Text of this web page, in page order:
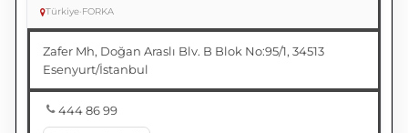
Türkiye•FORKA
Zafer Mh, Doğan Araslı Blv. B Blok No:95/1, 34513
Esenyurt/İstanbul
444 86 99